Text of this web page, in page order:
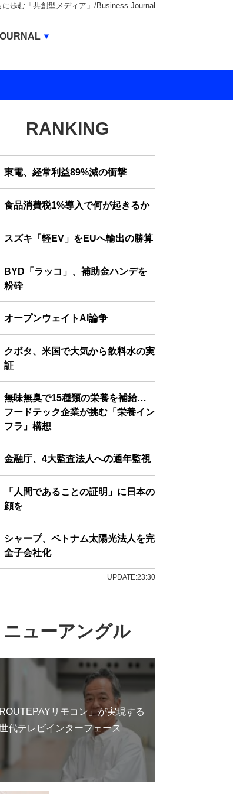
歩む「共創型メディア」/Business Journal
RANKING
東電、経常利益89%減の衝撃
食品消費税1%導入で何が起きるか
スズキ「軽EV」をEUへ輸出の勝算
BYD「ラッコ」、補助金ハンデを
粉砕
オープンウェイトAI論争
クボタ、米国で大気から飲料水の実
証
無味無臭で15種類の栄養を補給…
フードテック企業が挑む「栄養イン
フラ」構想
金融庁、4大監査法人への通年監視
「人間であることの証明」に日本の
顔を
シャープ、ベトナム太陽光法人を完
全子会社化
UPDATE:23:30
ニューアングル
ROUTEPAYリモコン」が実現する
代テレビインターフェース
JOURNAL
MANAGEMENT JOURNAL
JOURNAL
JOURNAL
BROKERAGE JOURNAL
MARKETING JOURNAL
DOG JOURNAL